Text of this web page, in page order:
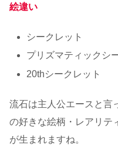
絵違い
シークレット
プリズマティックシ
20thシークレット
流石は主人公エースと言
の好きな絵柄・レアリテ
が生まれますね。